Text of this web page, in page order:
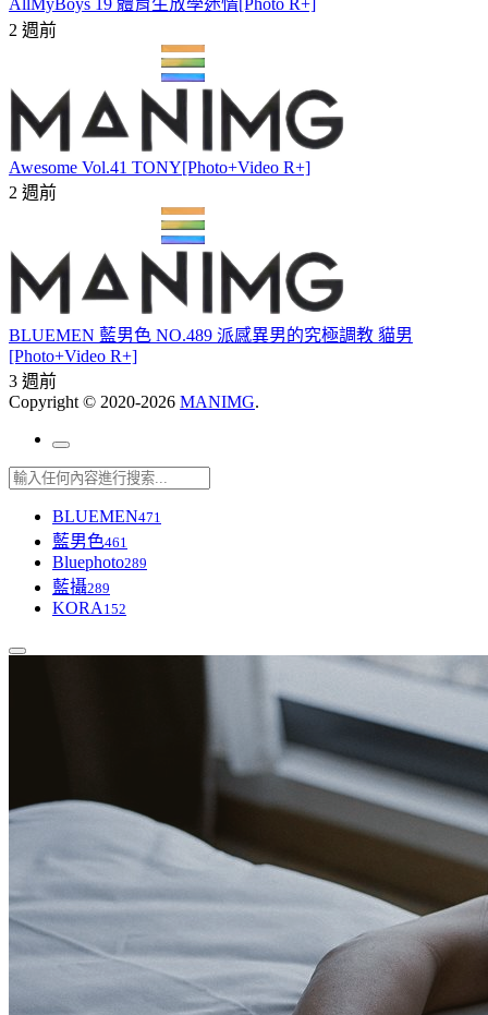
AllMyBoys 19 體育生放學迷情[Photo R+]
2 週前
Awesome Vol.41 TONY[Photo+Video R+]
2 週前
BLUEMEN 藍男色 NO.489 派感異男的究極調教 貓男
[Photo+Video R+]
3 週前
Copyright © 2020-2026 MANIMG.
BLUEMEN471
藍男色461
Bluephoto289
藍攝289
KORA 152